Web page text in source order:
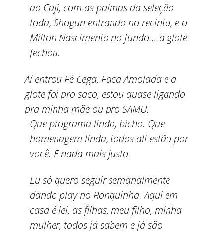
ao Cafi, com as palmas da seleção
toda, Shogun entrando no recinto, e o
Milton Nascimento no fundo… a glote
fechou.
Aí entrou Fé Cega, Faca Amolada e a
glote foi pro saco, estou quase ligando
pra minha mãe ou pro SAMU.
Que programa lindo, bicho. Que
homenagem linda, todos ali estão por
você. E nada mais justo.
Eu só quero seguir semanalmente
dando play no Ronquinha. Aqui em
casa é lei, as filhas, meu filho, minha
mulher, todos já sabem e já são